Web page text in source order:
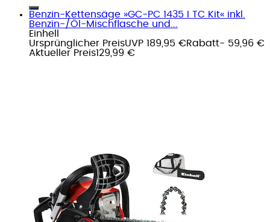
Benzin-Kettensäge »GC-PC 1435 I TC Kit« inkl.
Benzin-/Öl-Mischflasche und...
Einhell
Ursprünglicher PreisUVP 189,95 €Rabatt- 59,96 €
Aktueller Preis129,99 €